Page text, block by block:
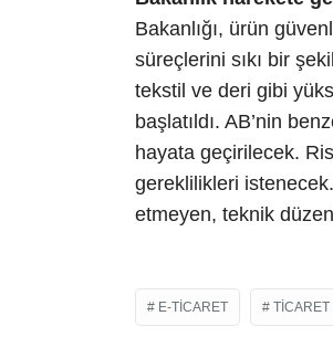
Bakanlığı, ürün
süreçlerini sıkı bir
tekstil ve deri gibi
başlatıldı. AB’nin
hayata geçirilecek.
gereklilikleri
etmeyen, teknik
E-TICARET TICARET